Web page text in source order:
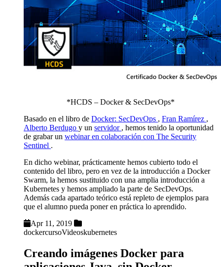
*HCDS – Docker & SecDevOps*
Basado en el libro de Docker: SecDevOps , Fran Ramírez ,
Alberto Berdugo y un servidor , hemos tenido la oportunidad
de grabar un webinar en colaboración con The Security
Sentinel .
En dicho webinar, prácticamente hemos cubierto todo el
contenido del libro, pero en vez de la introducción a Docker
Swarm, la hemos sustituido con una amplia introducción a
Kubernetes y hemos ampliado la parte de SecDevOps.
Además cada apartado teórico está repleto de ejemplos para
que el alumno pueda poner en práctica lo aprendido.
Apr 11, 2019
dockercursoVideoskubernetes
Creando imágenes Docker para